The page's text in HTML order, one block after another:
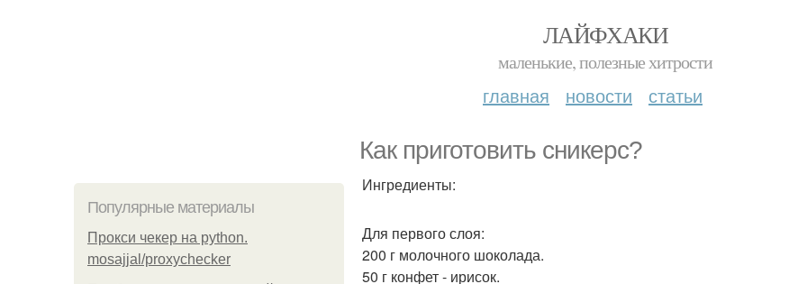
ЛАЙФХАКИ
маленькие, полезные хитрости
главная новости статьи
Как приготовить сникерс?
Популярные материалы
Прокси чекер на python.
mosajjal/proxychecker
Ингредиенты:
Для первого слоя:
200 г молочного шоколада.
50 г конфет - ирисок.